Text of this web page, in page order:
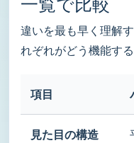
違いを最も早く理解
れぞれがどう機能す
項目
見た目の構造